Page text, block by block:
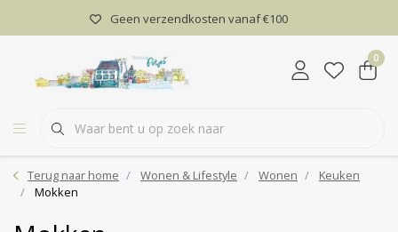
Geen verzendkosten vanaf €100
0
Terug naar home Wonen & Lifestyle Wonen
Keuken
Mokken